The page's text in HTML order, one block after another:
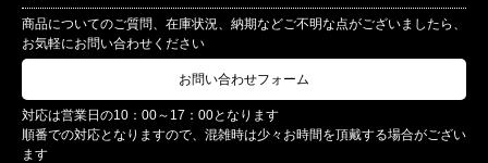
商品についてのご質問、在庫状況、納期などご不明な点がございましたら、
お気軽にお問い合わせください
お問い合わせフォーム
対応は営業日の10：00～17：00となります
順番での対応となりますので、混雑時は少々お時間を頂戴する場合がござい
ます